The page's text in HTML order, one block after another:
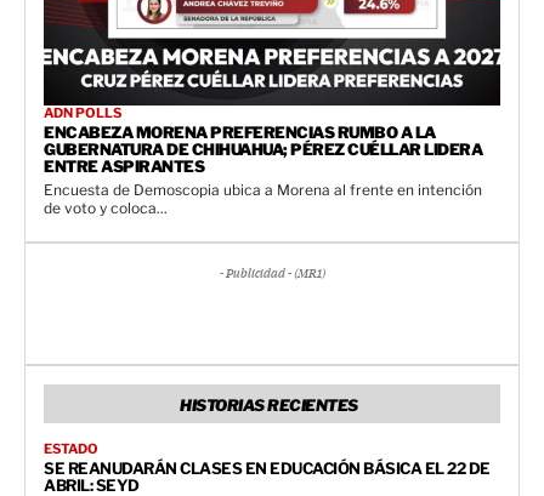
ADN POLLS
ENCABEZA MORENA PREFERENCIAS RUMBO A LA
GUBERNATURA DE CHIHUAHUA; PÉREZ CUÉLLAR LIDERA
ENTRE ASPIRANTES
Encuesta de Demoscopia ubica a Morena al frente en intención
de voto y coloca...
- Publicidad - (MR1)
HISTORIAS RECIENTES
ESTADO
SE REANUDARÁN CLASES EN EDUCACIÓN BÁSICA EL 22 DE
ABRIL: SEYD